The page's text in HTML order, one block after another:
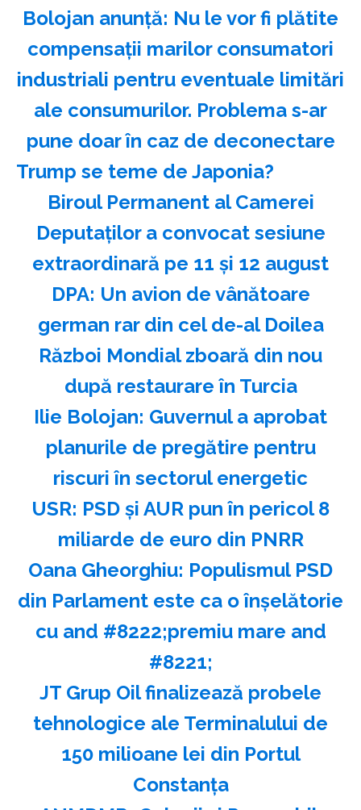
Bolojan anunță: Nu le vor fi plătite
compensații marilor consumatori
industriali pentru eventuale limitări
ale consumurilor. Problema s-ar
pune doar în caz de deconectare
Trump se teme de Japonia?
Biroul Permanent al Camerei
Deputaţilor a convocat sesiune
extraordinară pe 11 şi 12 august
DPA: Un avion de vânătoare
german rar din cel de-al Doilea
Război Mondial zboară din nou
după restaurare în Turcia
Ilie Bolojan: Guvernul a aprobat
planurile de pregătire pentru
riscuri în sectorul energetic
USR: PSD şi AUR pun în pericol 8
miliarde de euro din PNRR
Oana Gheorghiu: Populismul PSD
din Parlament este ca o înşelătorie
cu and #8222;premiu mare and
#8221;
JT Grup Oil finalizează probele
tehnologice ale Terminalului de
150 milioane lei din Portul
Constanţa